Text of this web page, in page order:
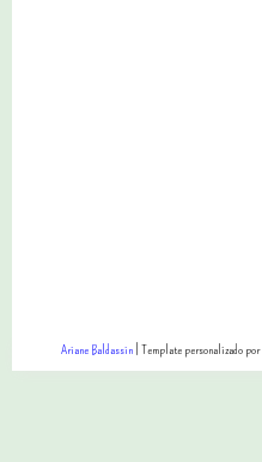
Ariane Baldassin| Template personalizado por